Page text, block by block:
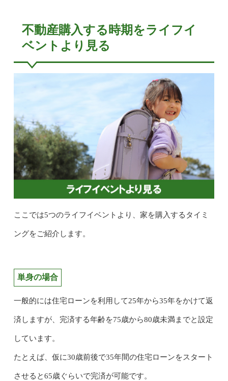
不動産購入する時期をライフイ
ベントより見る
ここでは5つのライフイベントより、家を購入するタイミ
ングをご紹介します。
単身の場合
一般的には住宅ローンを利用して25年から35年をかけて返
済しますが、完済する年齢を75歳から80歳未満までと設定
しています。
たとえば、仮に30歳前後で35年間の住宅ローンをスタート
させると65歳ぐらいで完済が可能です。